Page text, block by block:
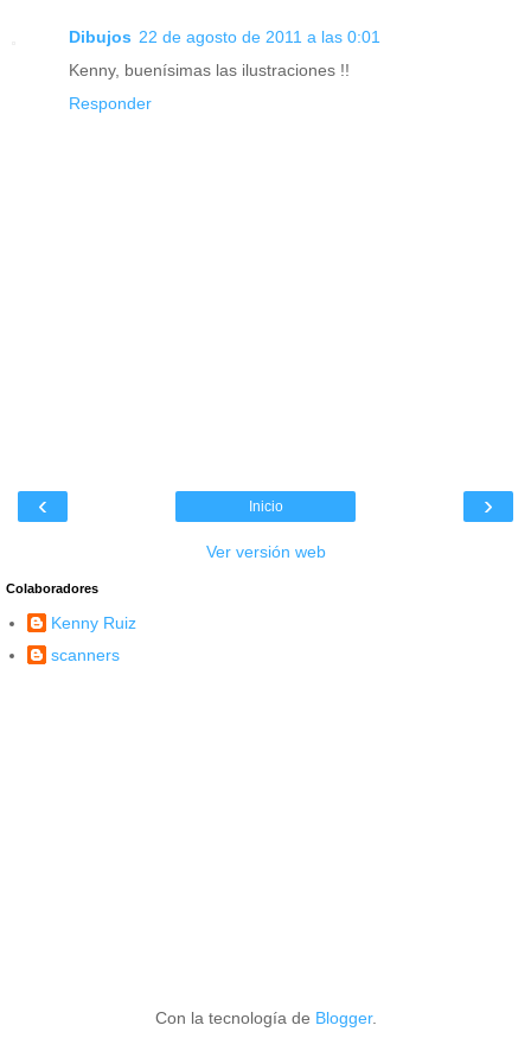
Dibujos 22 de agosto de 2011 a las 0:01
Kenny, buenísimas las ilustraciones !!
Responder
‹ ›
Inicio
Ver versión web
Colaboradores
Kenny Ruiz
scanners
Con la tecnología de Blogger.